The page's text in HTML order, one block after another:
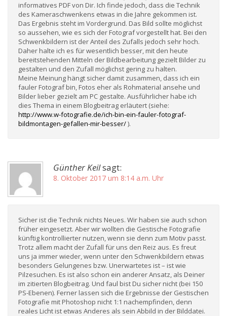
informatives PDF von Dir. Ich finde jedoch, dass die Technik
des Kameraschwenkens etwas in die Jahre gekommen ist.
Das Ergebnis steht im Vordergrund. Das Bild sollte möglichst
so aussehen, wie es sich der Fotograf vorgestellt hat. Bei den
Schwenkbildern ist der Anteil des Zufalls jedoch sehr hoch.
Daher halte ich es für wesentlich besser, mit den heute
bereitstehenden Mitteln der Bildbearbeitung gezielt Bilder zu
gestalten und den Zufall möglichst gering zu halten.
Meine Meinung hängt sicher damit zusammen, dass ich ein
fauler Fotograf bin, Fotos eher als Rohmaterial ansehe und
Bilder lieber gezielt am PC gestalte. Ausführlicher habe ich
dies Thema in einem Blogbeitrag erläutert (siehe:
http://www.w-fotografie.de/ich-bin-ein-fauler-fotograf-
bildmontagen-gefallen-mir-besser/).
Günther Keilsagt:
8. Oktober 2017 um 8:14 a.m. Uhr
Sicher ist die Technik nichts Neues. Wir haben sie auch schon
früher eingesetzt. Aber wir wollten die Gestische Fotografie
künftig kontrollierter nutzen, wenn sie denn zum Motiv passt.
Trotz allem macht der Zufall für uns den Reiz aus. Es freut
uns ja immer wieder, wenn unter den Schwenkbildern etwas
besonders Gelungenes bzw. Unerwartetes ist – ist wie
Pilzesuchen. Es ist also schon ein anderer Ansatz, als Deiner
im zitierten Blogbeitrag. Und faul bist Du sicher nicht (bei 150
PS-Ebenen). Ferner lassen sich die Ergebnisse der Gestischen
Fotografie mit Photoshop nicht 1:1 nachempfinden, denn
reales Licht ist etwas Anderes als sein Abbild in der Bilddatei.